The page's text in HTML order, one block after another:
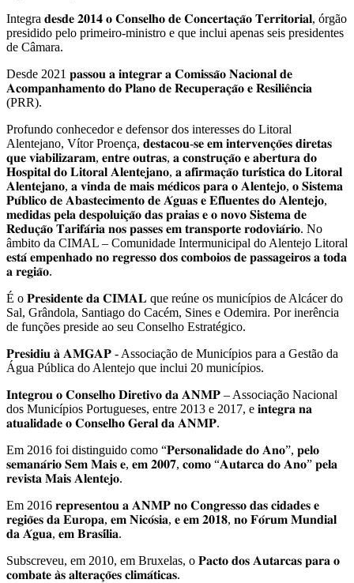
Integra 𝐝𝐞𝐬𝐝𝐞 𝟐𝟎𝟏𝟒 𝐨 𝐂𝐨𝐧𝐬𝐞𝐥𝐡𝐨 𝐝𝐞 𝐂𝐨𝐧𝐜𝐞𝐫𝐭𝐚𝐜̧𝐚̃𝐨 𝐓𝐞𝐫𝐫𝐢𝐭𝐨𝐫𝐢𝐚𝐥, órgão
presidido pelo primeiro-ministro e que inclui apenas seis presidentes
de Câmara.
Desde 2021 𝐩𝐚𝐬𝐬𝐨𝐮 𝐚 𝐢𝐧𝐭𝐞𝐠𝐫𝐚𝐫 𝐚 𝐂𝐨𝐦𝐢𝐬𝐬𝐚̃𝐨 𝐍𝐚𝐜𝐢𝐨𝐧𝐚𝐥 𝐝𝐞
𝐀𝐜𝐨𝐦𝐩𝐚𝐧𝐡𝐚𝐦𝐞𝐧𝐭𝐨 𝐝𝐨 𝐏𝐥𝐚𝐧𝐨 𝐝𝐞 𝐑𝐞𝐜𝐮𝐩𝐞𝐫𝐚𝐜̧𝐚̃𝐨 𝐞 𝐑𝐞𝐬𝐢𝐥𝐢𝐞̂𝐧𝐜𝐢𝐚
(PRR).
Profundo conhecedor e defensor dos interesses do Litoral
Alentejano, Vítor Proença, 𝐝𝐞𝐬𝐭𝐚𝐜𝐨𝐮-𝐬𝐞 𝐞𝐦 𝐢𝐧𝐭𝐞𝐫𝐯𝐞𝐧𝐜̧𝐨̃𝐞𝐬 𝐝𝐢𝐫𝐞𝐭𝐚𝐬
𝐪𝐮𝐞 𝐯𝐢𝐚𝐛𝐢𝐥𝐢𝐳𝐚𝐫𝐚𝐦, 𝐞𝐧𝐭𝐫𝐞 𝐨𝐮𝐭𝐫𝐚𝐬, 𝐚 𝐜𝐨𝐧𝐬𝐭𝐫𝐮𝐜̧𝐚̃𝐨 𝐞 𝐚𝐛𝐞𝐫𝐭𝐮𝐫𝐚 𝐝𝐨
𝐇𝐨𝐬𝐩𝐢𝐭𝐚𝐥 𝐝𝐨 𝐋𝐢𝐭𝐨𝐫𝐚𝐥 𝐀𝐥𝐞𝐧𝐭𝐞𝐣𝐚𝐧𝐨, 𝐚 𝐚𝐟𝐢𝐫𝐦𝐚𝐜̧𝐚̃𝐨 𝐭𝐮𝐫𝐢́𝐬𝐭𝐢𝐜𝐚 𝐝𝐨 𝐋𝐢𝐭𝐨𝐫𝐚𝐥
𝐀𝐥𝐞𝐧𝐭𝐞𝐣𝐚𝐧𝐨, 𝐚 𝐯𝐢𝐧𝐝𝐚 𝐝𝐞 𝐦𝐚𝐢𝐬 𝐦𝐞́𝐝𝐢𝐜𝐨𝐬 𝐩𝐚𝐫𝐚 𝐨 𝐀𝐥𝐞𝐧𝐭𝐞𝐣𝐨, 𝐨 𝐒𝐢𝐬𝐭𝐞𝐦𝐚
𝐏𝐮́𝐛𝐥𝐢𝐜𝐨 𝐝𝐞 𝐀𝐛𝐚𝐬𝐭𝐞𝐜𝐢𝐦𝐞𝐧𝐭𝐨 𝐝𝐞 𝐀́𝐠𝐮𝐚𝐬 𝐞 𝐄𝐟𝐥𝐮𝐞𝐧𝐭𝐞𝐬 𝐝𝐨 𝐀𝐥𝐞𝐧𝐭𝐞𝐣𝐨,
𝐦𝐞𝐝𝐢𝐝𝐚𝐬 𝐩𝐞𝐥𝐚 𝐝𝐞𝐬𝐩𝐨𝐥𝐮𝐢𝐜̧𝐚̃𝐨 𝐝𝐚𝐬 𝐩𝐫𝐚𝐢𝐚𝐬 𝐞 𝐨 𝐧𝐨𝐯𝐨 𝐒𝐢𝐬𝐭𝐞𝐦𝐚 𝐝𝐞
𝐑𝐞𝐝𝐮𝐜̧𝐚̃𝐨 𝐓𝐚𝐫𝐢𝐟𝐚́𝐫𝐢𝐚 𝐧𝐨𝐬 𝐩𝐚𝐬𝐬𝐞𝐬 𝐞𝐦 𝐭𝐫𝐚𝐧𝐬𝐩𝐨𝐫𝐭𝐞 𝐫𝐨𝐝𝐨𝐯𝐢𝐚́𝐫𝐢𝐨. No
âmbito da CIMAL – Comunidade Intermunicipal do Alentejo Litoral
𝐞𝐬𝐭𝐚́ 𝐞𝐦𝐩𝐞𝐧𝐡𝐚𝐝𝐨 𝐧𝐨 𝐫𝐞𝐠𝐫𝐞𝐬𝐬𝐨 𝐝𝐨𝐬 𝐜𝐨𝐦𝐛𝐨𝐢𝐨𝐬 𝐝𝐞 𝐩𝐚𝐬𝐬𝐚𝐠𝐞𝐢𝐫𝐨𝐬 𝐚 𝐭𝐨𝐝𝐚
𝐚 𝐫𝐞𝐠𝐢𝐚̃𝐨.
É o 𝐏𝐫𝐞𝐬𝐢𝐝𝐞𝐧𝐭𝐞 𝐝𝐚 𝐂𝐈𝐌𝐀𝐋 que reúne os municípios de Alcácer do
Sal, Grândola, Santiago do Cacém, Sines e Odemira. Por inerência
de funções preside ao seu Conselho Estratégico.
𝐏𝐫𝐞𝐬𝐢𝐝𝐢𝐮 𝐚̀ 𝐀𝐌𝐆𝐀𝐏 - Associação de Municípios para a Gestão da
Água Pública do Alentejo que inclui 20 municípios.
𝐈𝐧𝐭𝐞𝐠𝐫𝐨𝐮 𝐨 𝐂𝐨𝐧𝐬𝐞𝐥𝐡𝐨 𝐃𝐢𝐫𝐞𝐭𝐢𝐯𝐨 𝐝𝐚 𝐀𝐍𝐌𝐏 – Associação Nacional
dos Municípios Portugueses, entre 2013 e 2017, e 𝐢𝐧𝐭𝐞𝐠𝐫𝐚 𝐧𝐚
𝐚𝐭𝐮𝐚𝐥𝐢𝐝𝐚𝐝𝐞 𝐨 𝐂𝐨𝐧𝐬𝐞𝐥𝐡𝐨 𝐆𝐞𝐫𝐚𝐥 𝐝𝐚 𝐀𝐍𝐌𝐏.
Em 2016 foi distinguido como “𝐏𝐞𝐫𝐬𝐨𝐧𝐚𝐥𝐢𝐝𝐚𝐝𝐞 𝐝𝐨 𝐀𝐧𝐨”, 𝐩𝐞𝐥𝐨
𝐬𝐞𝐦𝐚𝐧𝐚́𝐫𝐢𝐨 𝐒𝐞𝐦 𝐌𝐚𝐢𝐬 𝐞, 𝐞𝐦 𝟐𝟎𝟎𝟕, 𝐜𝐨𝐦𝐨 “𝐀𝐮𝐭𝐚𝐫𝐜𝐚 𝐝𝐨 𝐀𝐧𝐨” 𝐩𝐞𝐥𝐚
𝐫𝐞𝐯𝐢𝐬𝐭𝐚 𝐌𝐚𝐢𝐬 𝐀𝐥𝐞𝐧𝐭𝐞𝐣𝐨.
Em 2016 𝐫𝐞𝐩𝐫𝐞𝐬𝐞𝐧𝐭𝐨𝐮 𝐚 𝐀𝐍𝐌𝐏 𝐧𝐨 𝐂𝐨𝐧𝐠𝐫𝐞𝐬𝐬𝐨 𝐝𝐚𝐬 𝐜𝐢𝐝𝐚𝐝𝐞𝐬 𝐞
𝐫𝐞𝐠𝐢𝐨̃𝐞𝐬 𝐝𝐚 𝐄𝐮𝐫𝐨𝐩𝐚, 𝐞𝐦 𝐍𝐢𝐜𝐨́𝐬𝐢𝐚, 𝐞 𝐞𝐦 𝟐𝟎𝟏𝟖, 𝐧𝐨 𝐅𝐨́𝐫𝐮𝐦 𝐌𝐮𝐧𝐝𝐢𝐚𝐥
𝐝𝐚 𝐀́𝐠𝐮𝐚, 𝐞𝐦 𝐁𝐫𝐚𝐬𝐢́𝐥𝐢𝐚.
Subscreveu, em 2010, em Bruxelas, o 𝐏𝐚𝐜𝐭𝐨 𝐝𝐨𝐬 𝐀𝐮𝐭𝐚𝐫𝐜𝐚𝐬 𝐩𝐚𝐫𝐚 𝐨
𝐜𝐨𝐦𝐛𝐚𝐭𝐞 𝐚̀𝐬 𝐚𝐥𝐭𝐞𝐫𝐚𝐜̧𝐨̃𝐞𝐬 𝐜𝐥𝐢𝐦𝐚́𝐭𝐢𝐜𝐚𝐬.